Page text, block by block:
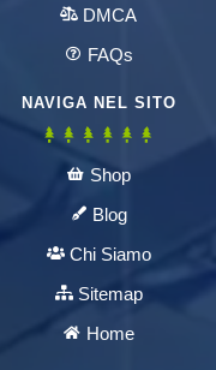
DMCA
FAQs
NAVIGA NEL SITO
Shop
Blog
Chi Siamo
Sitemap
Home